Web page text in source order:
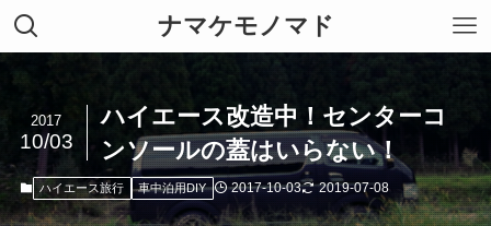
ナマケモノマド
ハイエース改造中！センターコ
ンソールの蓋はいらない！
2017
10/03
ハイエース旅行 車中泊用DIY 2017-10-03 2019-07-08